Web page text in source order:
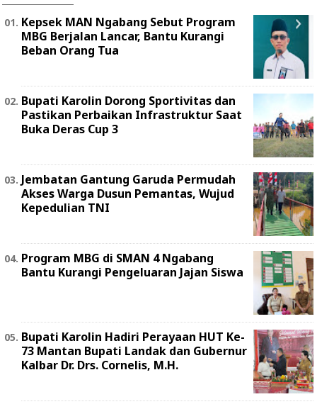
Kepsek MAN Ngabang Sebut Program
MBG Berjalan Lancar, Bantu Kurangi
Beban Orang Tua
Bupati Karolin Dorong Sportivitas dan
Pastikan Perbaikan Infrastruktur Saat
Buka Deras Cup 3
Jembatan Gantung Garuda Permudah
Akses Warga Dusun Pemantas, Wujud
Kepedulian TNI
Program MBG di SMAN 4 Ngabang
Bantu Kurangi Pengeluaran Jajan Siswa
Bupati Karolin Hadiri Perayaan HUT Ke-
73 Mantan Bupati Landak dan Gubernur
Kalbar Dr. Drs. Cornelis, M.H.